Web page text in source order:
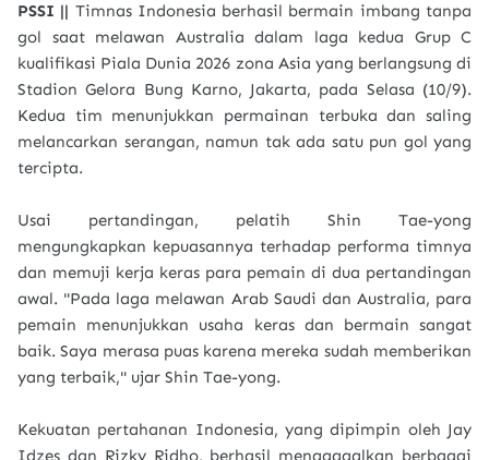
PSSI || Timnas Indonesia berhasil bermain imbang tanpa
gol saat melawan Australia dalam laga kedua Grup C
kualifikasi Piala Dunia 2026 zona Asia yang berlangsung di
Stadion Gelora Bung Karno, Jakarta, pada Selasa (10/9).
Kedua tim menunjukkan permainan terbuka dan saling
melancarkan serangan, namun tak ada satu pun gol yang
tercipta.
Usai pertandingan, pelatih Shin Tae-yong
mengungkapkan kepuasannya terhadap performa timnya
dan memuji kerja keras para pemain di dua pertandingan
awal. "Pada laga melawan Arab Saudi dan Australia, para
pemain menunjukkan usaha keras dan bermain sangat
baik. Saya merasa puas karena mereka sudah memberikan
yang terbaik," ujar Shin Tae-yong.
Kekuatan pertahanan Indonesia, yang dipimpin oleh Jay
Idzes dan Rizky Ridho, berhasil menggagalkan berbagai